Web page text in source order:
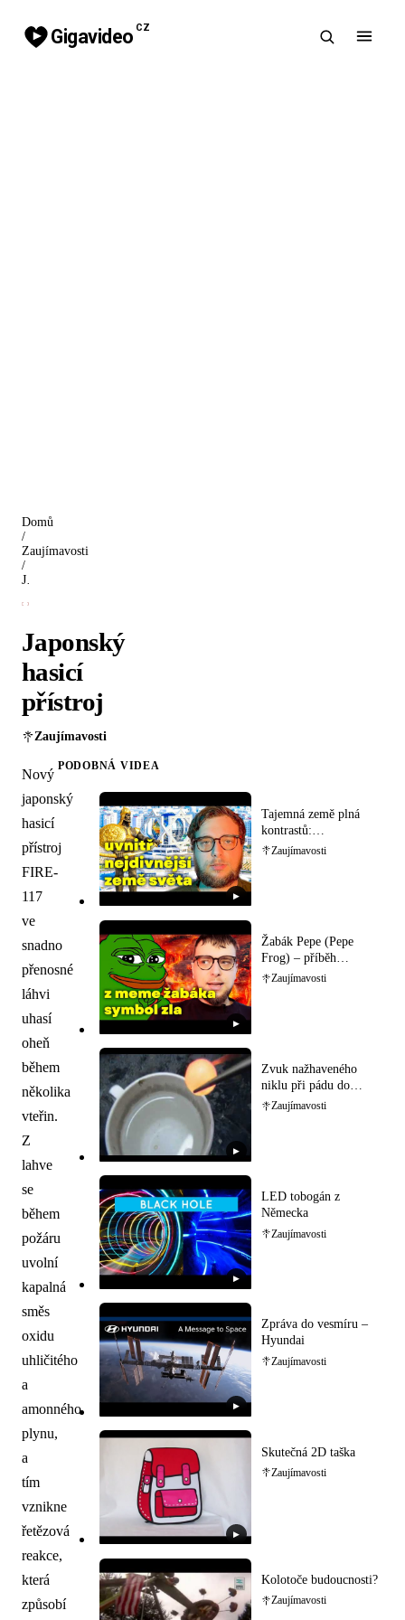
Gigavideo CZ
Domů
/
Zaujímavosti
/
Japonský
hasicí
přístroj
Zaujímavosti
Nový
japonský
hasicí
přístroj
FIRE-
117
ve
snadno
přenosné
láhvi
uhasí
oheň
během
několika
vteřin.
Z
lahve
se
během
požáru
uvolní
kapalná
směs
oxidu
uhličitého
a
amonného
plynu,
a
tím
vznikne
řetězová
reakce,
která
způsobí
PODOBNÁ VIDEA
▶
Tajemná země plná
kontrastů:
Prozkoumejte bizarní
Zaujímavosti
▶
Žabák Pepe (Pepe
Frog) – příběh
internetového
Zaujímavosti
▶
Zvuk nažhaveného
niklu při pádu do
vody
Zaujímavosti
▶
LED tobogán z
Německa
Zaujímavosti
▶
Zpráva do vesmíru –
Hyundai
Zaujímavosti
▶
Skutečná 2D taška
Zaujímavosti
Kolotoče budoucnosti?
Zaujímavosti